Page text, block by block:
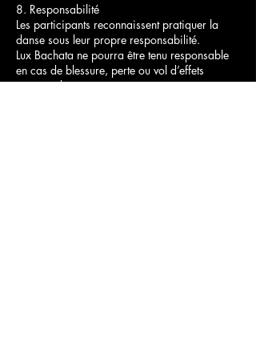
8. Responsabilité
Les participants reconnaissent pratiquer la
danse sous leur propre responsabilité.
Lux Bachata ne pourra être tenu responsable
en cas de blessure, perte ou vol d’effets
personnels.